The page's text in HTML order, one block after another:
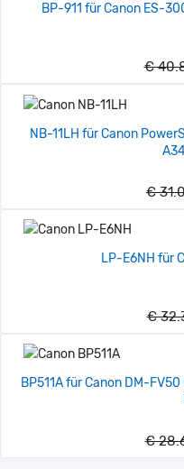
BP-911 für Canon ES-
€
NB-11LH für Canon
€
LP-E6NH für
€
BP511A für Canon DM-
€